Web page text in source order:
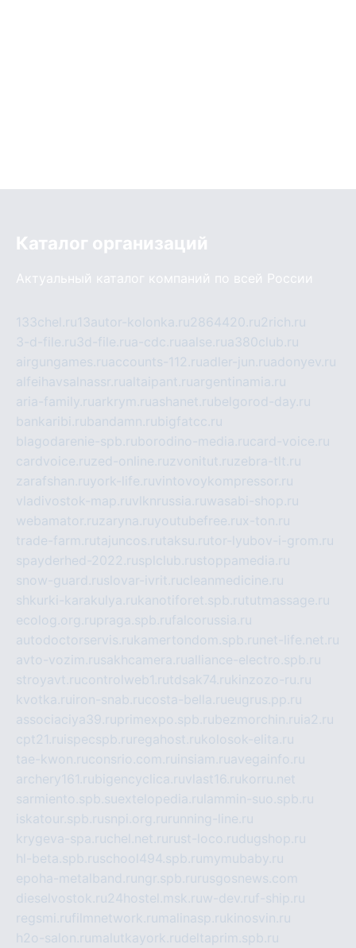
Каталог организаций
Актуальный каталог компаний по всей России
133chel.ru13autor-kolonka.ru2864420.ru2rich.ru
3-d-file.ru3d-file.rua-cdc.ruaalse.rua380club.ru
airgungames.ruaccounts-112.ruadler-jun.ruadonyev.ru
alfeihavsalnassr.rualtaipant.ruargentinamia.ru
aria-family.ruarkrym.ruashanet.rubelgorod-day.ru
bankaribi.rubandamn.rubigfatcc.ru
blagodarenie-spb.ruborodino-media.rucard-voice.ru
cardvoice.ruzed-online.ruzvonitut.ruzebra-tlt.ru
zarafshan.ruyork-life.ruvintovoykompressor.ru
vladivostok-map.ruvlknrussia.ruwasabi-shop.ru
webamator.ruzaryna.ruyoutubefree.rux-ton.ru
trade-farm.rutajuncos.rutaksu.rutor-lyubov-i-grom.ru
spayderhed-2022.rusplclub.rustoppamedia.ru
snow-guard.ruslovar-ivrit.rucleanmedicine.ru
shkurki-karakulya.rukanotiforet.spb.rututmassage.ru
ecolog.org.rupraga.spb.rufalcorussia.ru
autodoctorservis.rukamertondom.spb.ru net-life.net.ru
avto-vozim.rusakhcamera.rualliance-electro.spb.ru
stroyavt.rucontrolweb1.rutdsak74.rukinzozo-ru.ru
kvotka.ru iron-snab.rucosta-bella.rueugrus.pp.ru
associaciya39.ruprimexpo.spb.rubezmorchin.ru ia2.ru
cpt21.ru ispecspb.ru regahost.rukolosok-elita.ru
tae-kwon.ruconsrio.com.ru insiam.ruavegainfo.ru
archery161.rubigencyclica.ruvlast16.rukorru.net
sarmiento.spb.suextelopedia.ru lammin-suo.spb.ru
iskatour.spb.rusnpi.org.ru running-line.ru
krygeva-spa.ruchel.net.ru rust-loco.rudugshop.ru
hl-beta.spb.ruschool494.spb.ru mymubaby.ru
epoha-metalband.ru ngr.spb.ru rusgosnews.com
dieselvostok.ru24hostel.msk.ruw-dev.ruf-ship.ru
regsmi.rufilmnetwork.ru malinasp.rukinosvin.ru
h2o-salon.ru malutkayork.rudeltaprim.spb.ru